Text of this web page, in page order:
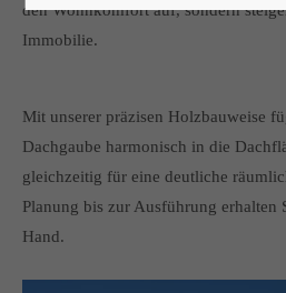
24h
We offer support for our customers
Mon - Fri 8:00am - 5:00pm (GMT +1)
Get in touch
den Wohnkomfort auf, sondern
Immobilie.
Mit unserer präzisen Holzbauweise
Dachgaube harmonisch in die
gleichzeitig für eine deutliche
Planung bis zur Ausführung erhalten
Hand.